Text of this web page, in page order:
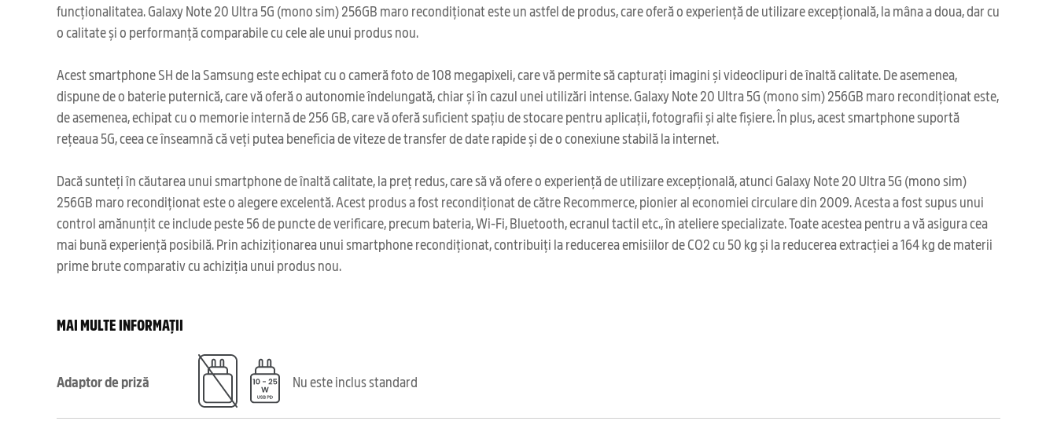
funcționalitatea. Galaxy Note 20 Ultra 5G (mono sim) 256GB maro recondiționat este un astfel de produs, care oferă o experiență de utilizare excepțională, la mâna a doua, dar cu
o calitate și o performanță comparabile cu cele ale unui produs nou.
Acest smartphone SH de la Samsung este echipat cu o cameră foto de 108 megapixeli, care vă permite să capturați imagini și videoclipuri de înaltă calitate. De asemenea,
dispune de o baterie puternică, care vă oferă o autonomie îndelungată, chiar și în cazul unei utilizări intense. Galaxy Note 20 Ultra 5G (mono sim) 256GB maro recondiționat este,
de asemenea, echipat cu o memorie internă de 256 GB, care vă oferă suficient spațiu de stocare pentru aplicații, fotografii și alte fișiere. În plus, acest smartphone suportă
rețeaua 5G, ceea ce înseamnă că veți putea beneficia de viteze de transfer de date rapide și de o conexiune stabilă la internet.
Dacă sunteți în căutarea unui smartphone de înaltă calitate, la preț redus, care să vă ofere o experiență de utilizare excepțională, atunci Galaxy Note 20 Ultra 5G (mono sim)
256GB maro recondiționat este o alegere excelentă. Acest produs a fost recondiționat de către Recommerce, pionier al economiei circulare din 2009. Acesta a fost supus unui
control amănunțit ce include peste 56 de puncte de verificare, precum bateria, Wi-Fi, Bluetooth, ecranul tactil etc., în ateliere specializate. Toate acestea pentru a vă asigura cea
mai bună experiență posibilă. Prin achiziționarea unui smartphone recondiționat, contribuiți la reducerea emisiilor de CO2 cu 50 kg și la reducerea extracției a 164 kg de materii
prime brute comparativ cu achiziția unui produs nou.
MAI MULTE INFORMAȚII
Adaptor de priză Nu este inclus standard